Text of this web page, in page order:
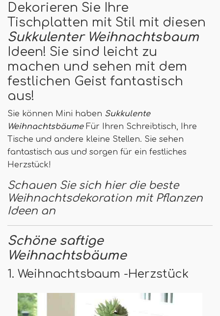
Dekorieren Sie Ihre
Tischplatten mit Stil mit diesen
Sukkulenter Weihnachtsbaum
Ideen! Sie sind leicht zu
machen und sehen mit dem
festlichen Geist fantastisch
aus!
Sie können Mini haben Sukkulente
Weihnachtsbäume Für Ihren Schreibtisch, Ihre
Tische und andere kleine Stellen. Sie sehen
fantastisch aus und sorgen für ein festliches
Herzstück!
Schauen Sie sich hier die beste
Weihnachtsdekoration mit Pflanzen
Ideen an
Schöne saftige
Weihnachtsbäume
1. Weihnachtsbaum -Herzstück